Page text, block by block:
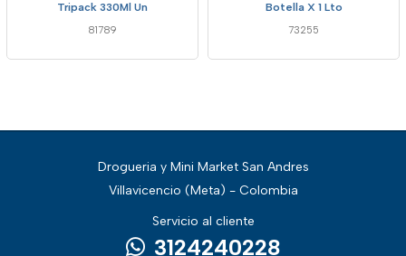
Tripack 330Ml Un
81789
Botella X 1 Lto
73255
Drogueria y Mini Market San Andres
Villavicencio (Meta) - Colombia
Servicio al cliente
3124240228